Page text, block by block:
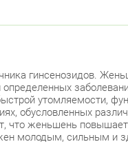
гинсенозидов.
утомляемости,
обусловленных
что женьшень
молодым, сильным и